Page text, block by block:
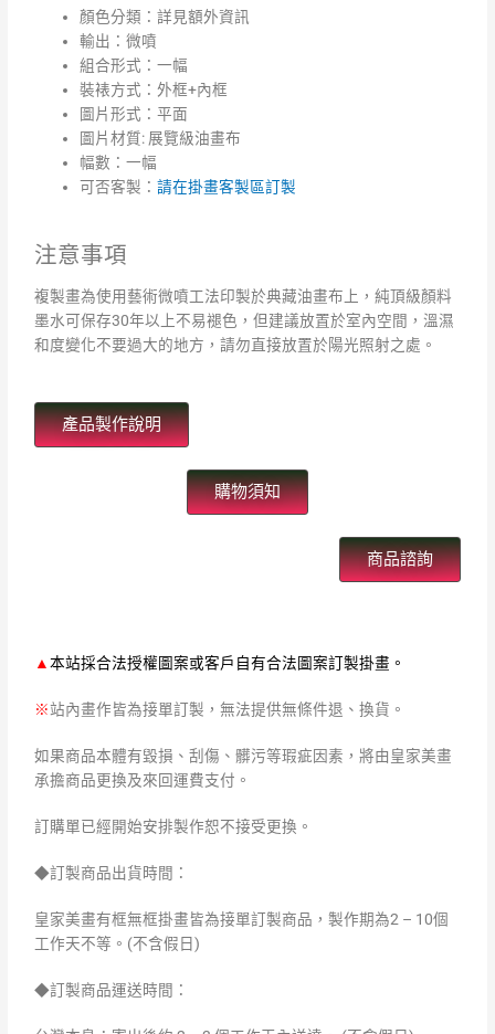
顏色分類：詳見額外資訊
輸出：微噴
組合形式：一幅
裝裱方式：外框+內框
圖片形式：平面
圖片材質: 展覽級油畫布
幅數：一幅
可否客製：請在掛畫客製區訂製
注意事項
複製畫為使用藝術微噴工法印製於典藏油畫布上，純頂級顏料
墨水可保存30年以上不易褪色，但建議放置於室內空間，溫濕
和度變化不要過大的地方，請勿直接放置於陽光照射之處。
產品製作說明
購物須知
商品諮詢
▲本站採合法授權圖案或客戶自有合法圖案訂製掛畫。
※站內畫作皆為接單訂製，無法提供無條件退、換貨。
如果商品本體有毀損、刮傷、髒污等瑕疵因素，將由皇家美畫
承擔商品更換及來回運費支付。
訂購單已經開始安排製作恕不接受更換。
◆訂製商品出貨時間：
皇家美畫有框無框掛畫皆為接單訂製商品，製作期為2 – 10個
工作天不等。(不含假日)
◆訂製商品運送時間：